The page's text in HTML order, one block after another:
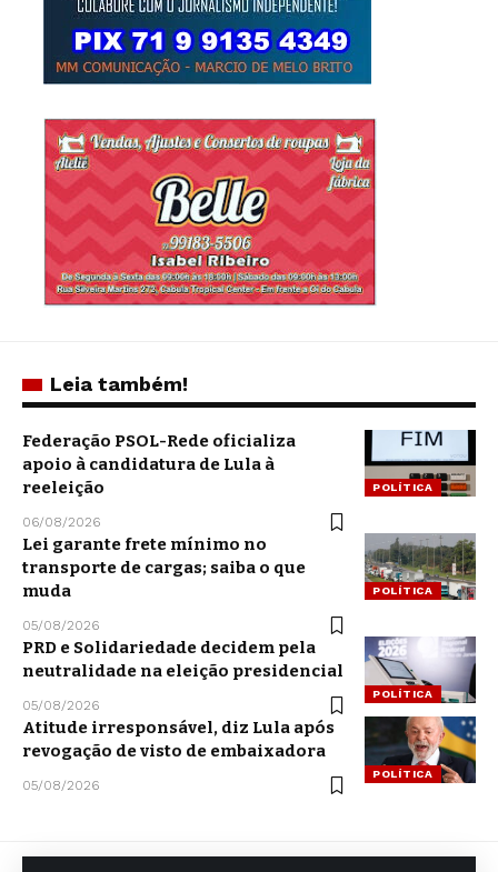
Leia também!
POLÍTICA
Federação PSOL-Rede oficializa
apoio à candidatura de Lula à
reeleição
06/08/2026
POLÍTICA
Lei garante frete mínimo no
transporte de cargas; saiba o que
muda
05/08/2026
POLÍTICA
PRD e Solidariedade decidem pela
neutralidade na eleição presidencial
05/08/2026
POLÍTICA
Atitude irresponsável, diz Lula após
revogação de visto de embaixadora
05/08/2026